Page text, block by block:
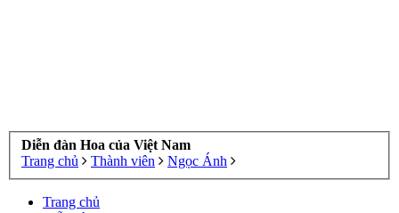
Diễn đàn Hoa của Việt Nam
Trang chủ
Thành viên Ngọc Ánh
Trang chủ